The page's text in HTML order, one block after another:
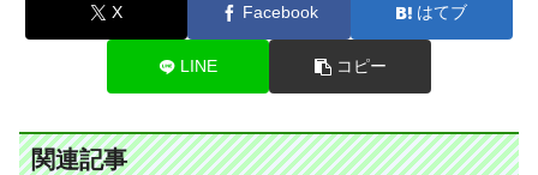
X Facebook はてブ
LINE コピー
関連記事